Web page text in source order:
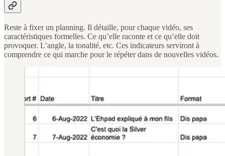
Reste à fixer un planning. Il détaille, pour chaque vidéo, ses
caractéristiques formelles. Ce qu’elle raconte et ce qu’elle doit
provoquer. L’angle, la tonalité, etc. Ces indicateurs serviront à
comprendre ce qui marche pour le répéter dans de nouvelles vidéos.